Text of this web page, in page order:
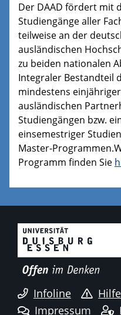
Der DAAD fördert mit
Studiengänge aller
teilweise an der
ausländischen
zu beiden nationalen
Integraler Bestandteil
mindestens
ausländischen
Studiengängen bzw.
einsemestriger
Master-
Programm finden Sie
Infoline
Impressum